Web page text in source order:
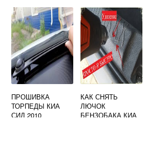
СПОРТЕЙДЖ 1
2008
ПРОШИВКА
ТОРПЕДЫ КИА
СИД 2010
КАК СНЯТЬ
ЛЮЧОК
БЕНЗОБАКА КИА